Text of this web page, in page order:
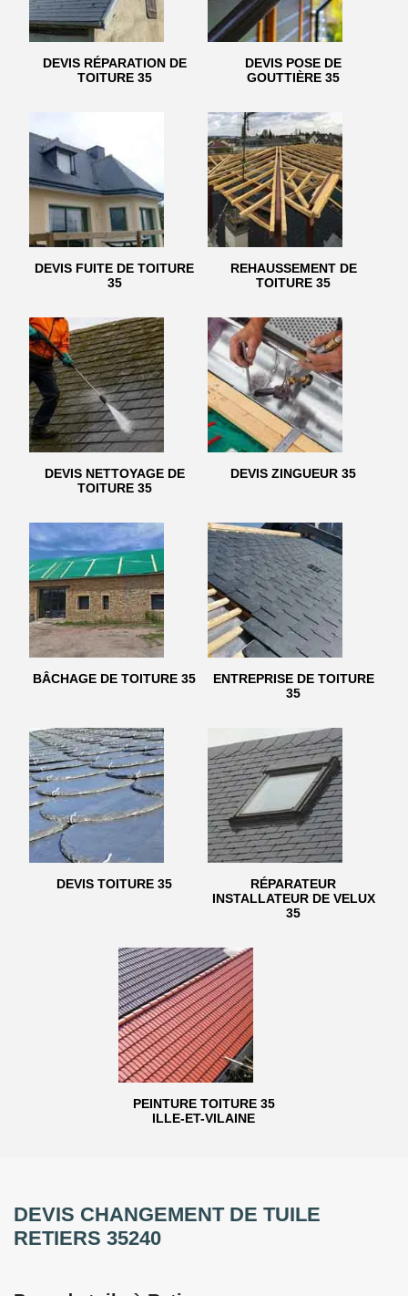
DEVIS RÉPARATION DE
TOITURE 35
DEVIS POSE DE
GOUTTIÈRE 35
DEVIS FUITE DE TOITURE
35
REHAUSSEMENT DE
TOITURE 35
DEVIS NETTOYAGE DE
TOITURE 35
DEVIS ZINGUEUR 35
BÂCHAGE DE TOITURE 35
ENTREPRISE DE TOITURE
35
DEVIS TOITURE 35
RÉPARATEUR
INSTALLATEUR DE VELUX
35
PEINTURE TOITURE 35
ILLE-ET-VILAINE
DEVIS CHANGEMENT DE TUILE
RETIERS 35240